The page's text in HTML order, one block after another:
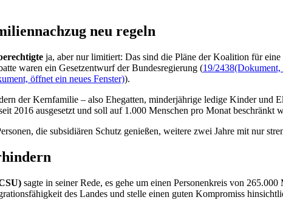
neu regeln
ja, aber nur limitiert: Das sind die Pläne der Koalition für
waren ein Gesetzentwurf der Bundesregierung (19/2438(Dokument,
öffnet ein neues Fenster)).
der Kernfamilie – also Ehegatten, minderjährige ledige Kinder und
2016 ausgesetzt und soll auf 1.000 Menschen pro Monat
die subsidiären Schutz genießen, weitere zwei Jahre mit nur
sagte in seiner Rede, es gehe um einen Personenkreis von
des Landes und stelle einen guten Kompromiss